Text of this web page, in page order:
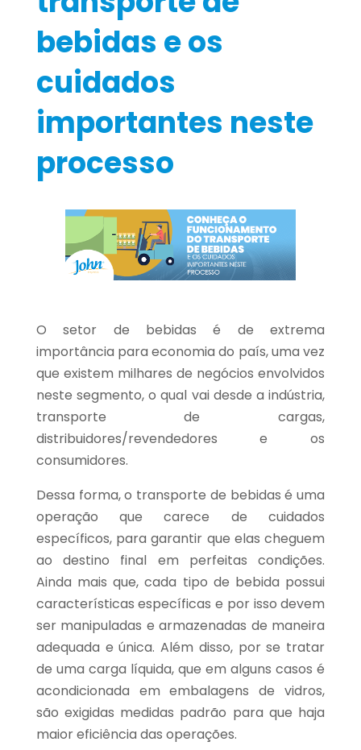
bebidas e os
cuidados
importantes neste
processo
O setor de bebidas é de extrema
importância para economia do país, uma vez
que existem milhares de negócios envolvidos
neste segmento, o qual vai desde a indústria,
transporte de cargas,
distribuidores/revendedores e os
consumidores.
Dessa forma, o transporte de bebidas é uma
operação que carece de cuidados
específicos, para garantir que elas cheguem
ao destino final em perfeitas condições.
Ainda mais que, cada tipo de bebida possui
características específicas e por isso devem
ser manipuladas e armazenadas de maneira
adequada e única. Além disso, por se tratar
de uma carga líquida, que em alguns casos é
acondicionada em embalagens de vidros,
são exigidas medidas padrão para que haja
maior eficiência das operações.